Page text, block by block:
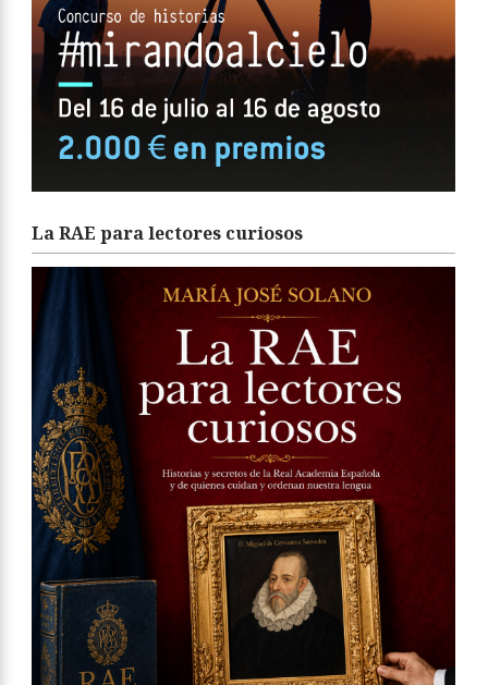
La RAE para lectores curiosos